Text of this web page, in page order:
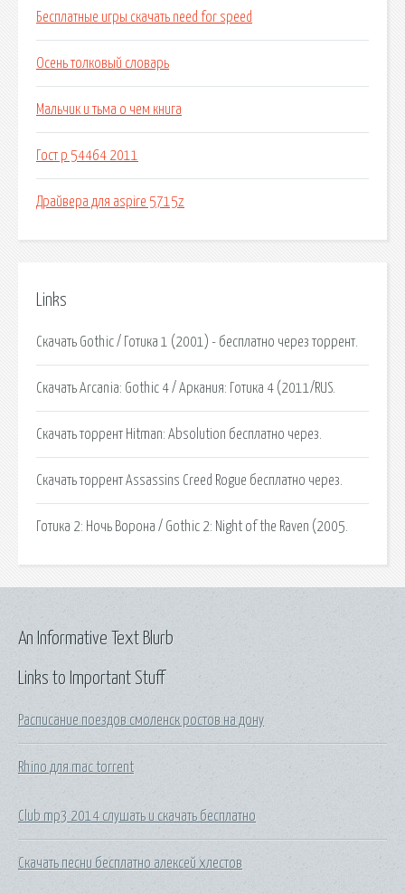
Бесплатные игры скачать need for speed
Осень толковый словарь
Мальчик и тьма о чем книга
Гост р 54464 2011
Драйвера для aspire 5715z
Links
Скачать Gothic / Готика 1 (2001) - бесплатно через торрент.
Скачать Arcania: Gothic 4 / Аркания: Готика 4 (2011/RUS.
Скачать торрент Hitman: Absolution бесплатно через.
Скачать торрент Assassins Creed Rogue бесплатно через.
Готика 2: Ночь Ворона / Gothic 2: Night of the Raven (2005.
Links to Important Stuff
Расписание поездов смоленск ростов на дону
Rhino для mac torrent
Club mp3 2014 слушать и скачать бесплатно
Скачать песни бесплатно алексей хлестов
An Informative Text Blurb